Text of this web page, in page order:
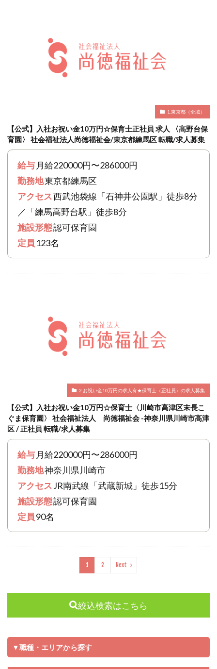
1.東京都（全域）
【公式】入社お祝い金10万円☆保育士正社員 求人 〈高野台保
育園〉 社会福祉法人尚徳福祉会/東京都練馬区 転職/求人募集
給与 月給220000円〜286000円
勤務地東京都練馬区
アクセス西武池袋線「石神井公園駅」徒歩8分
／「練馬高野台駅」徒歩8分
施設形態認可保育園
定員 123名
2.お祝い金10万円の求人有★保育士（正社員）の求人募集
【公式】入社お祝い金10万円☆保育士〈川崎市高津区末長こ
ぐま保育園〉 社会福祉法人 尚徳福祉会 -神奈川県川崎市高津
区 / 正社員 転職/求人募集
給与 月給220000円〜286000円
勤務地神奈川県川崎市
アクセス JR南武線「武蔵新城」徒歩15分
施設形態認可保育園
定員 90名
1 2 Next
絞込検索はこちら
▼職種・エリアから探す